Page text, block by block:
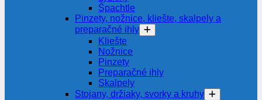
Špachtle
Pinzety, nožnice, kliešte, skalpely a
preparačné ihly
Kliešte
Nožnice
Pinzety
Preparačné ihly
Skalpely
Stojany, držiaky, svorky a kruhy